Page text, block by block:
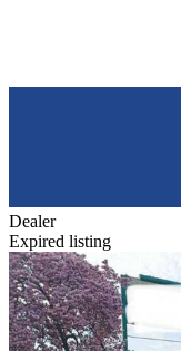
Dealer
Expired listing